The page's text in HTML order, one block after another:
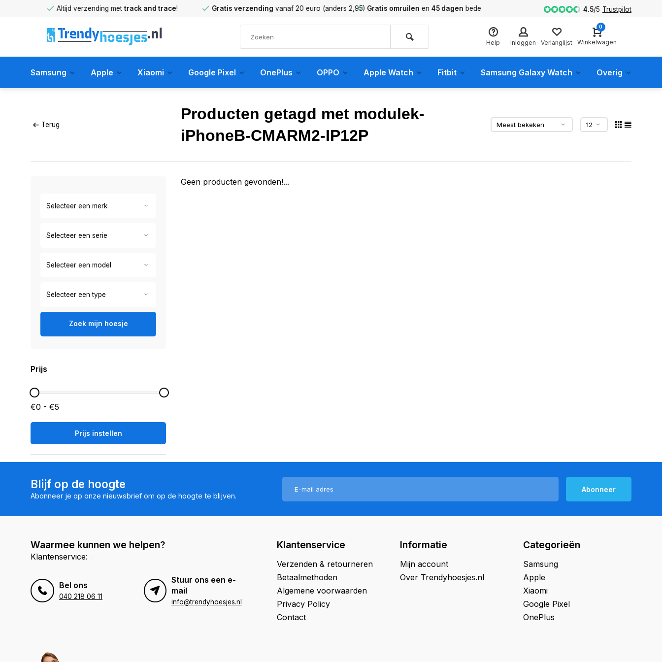
Altijd verzending mettrack and trace! Gratis verzendingvanaf 20 euro (anders 2,95) Gratis omruilenen45 dagenbedenktijd 4.5/5 Trustpilot
Help Inloggen Verlanglijst
0
Winkelwagen
Samsung Apple Xiaomi Google Pixel OnePlus OPPO Apple Watch Fitbit Samsung Galaxy Watch Overig
Terug
Producten getagd met modulek-
iPhoneB-CMARM2-IP12P
Zoek mijn hoesje
Prijs
€0 - €5
Prijs instellen
Geen producten gevonden!...
Blijf op de hoogte
Abonneer je op onze nieuwsbrief om op de hoogte te blijven.
Abonneer
Waarmee kunnen we helpen?
Klantenservice:
Bel ons
040 218 06 11
Stuur ons een e-
mail
info@trendyhoesjes.nl
Klantenservice
Verzenden & retourneren
Betaalmethoden
Algemene voorwaarden
Privacy Policy
Contact
Informatie
Mijn account
Over Trendyhoesjes.nl
Categorieën
Samsung
Apple
Xiaomi
Google Pixel
OnePlus